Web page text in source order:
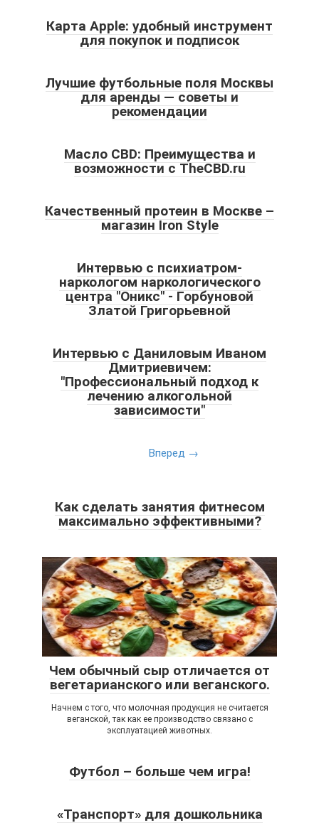
Карта Apple: удобный инструмент
для покупок и подписок
Лучшие футбольные поля Москвы
для аренды — советы и
рекомендации
Масло CBD: Преимущества и
возможности с TheCBD.ru
Качественный протеин в Москве –
магазин Iron Style
Интервью с психиатром-
наркологом наркологического
центра "Оникс" - Горбуновой
Златой Григорьевной
Интервью с Даниловым Иваном
Дмитриевичем:
"Профессиональный подход к
лечению алкогольной
зависимости"
Вперед →
Как сделать занятия фитнесом
максимально эффективными?
Чем обычный сыр отличается от
вегетарианского или веганского.
Начнем с того, что молочная продукция не считается
веганской, так как ее производство связано с
эксплуатацией животных.
Футбол – больше чем игра!
«Транспорт» для дошкольника